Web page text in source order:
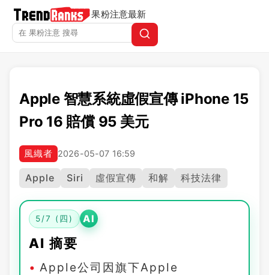
果粉注意最新
Apple 智慧系統虛假宣傳 iPhone 15
Pro 16 賠償 95 美元
風織者 2026-05-07 16:59
Apple Siri 虛假宣傳 和解 科技法律
5/7 (四) AI
AI 摘要
Apple公司因旗下Apple